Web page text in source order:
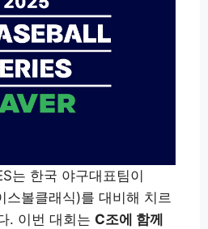
는 한국 야구대표팀이
스볼클래식)를 대비해 치르
. 이번 대회는 C조에 함께